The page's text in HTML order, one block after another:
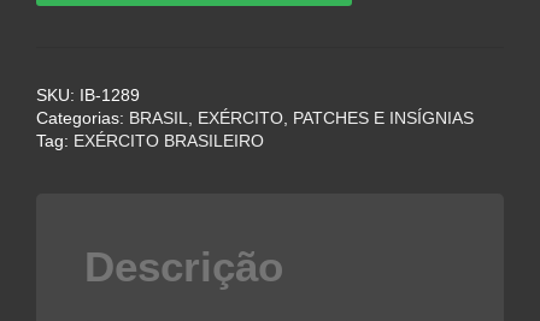
de
Sargentos
do
SKU:
IB-1289
Categorias: BRASIL EXÉRCITO
PATCHES E INSÍGNIAS
Tag: EXÉRCITO BRASILEIRO
Descrição